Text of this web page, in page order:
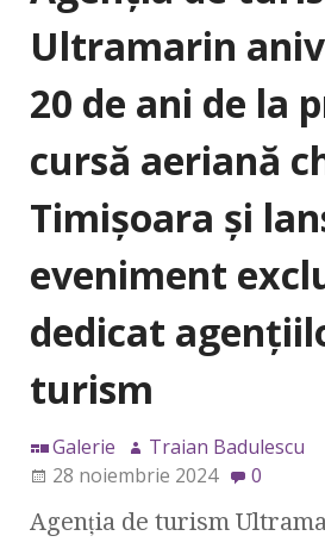
Ultramarin
20 de ani de la
cursă aeriană
Timișoara și
eveniment
dedicat
turism
Galerie
Traian Badulescu
28 noiembrie 2024
0
Agenția de turism